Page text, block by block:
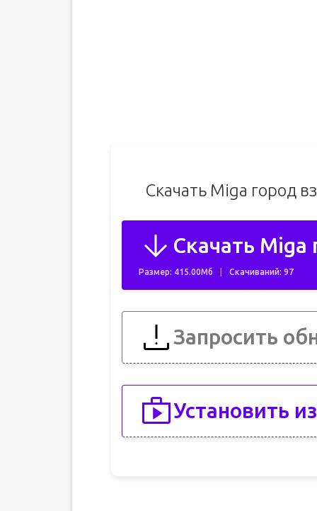
Скачать Miga город
Скачать Miga
Размер: 415.00Мб Скачиваний: 97
Запросить
Установить